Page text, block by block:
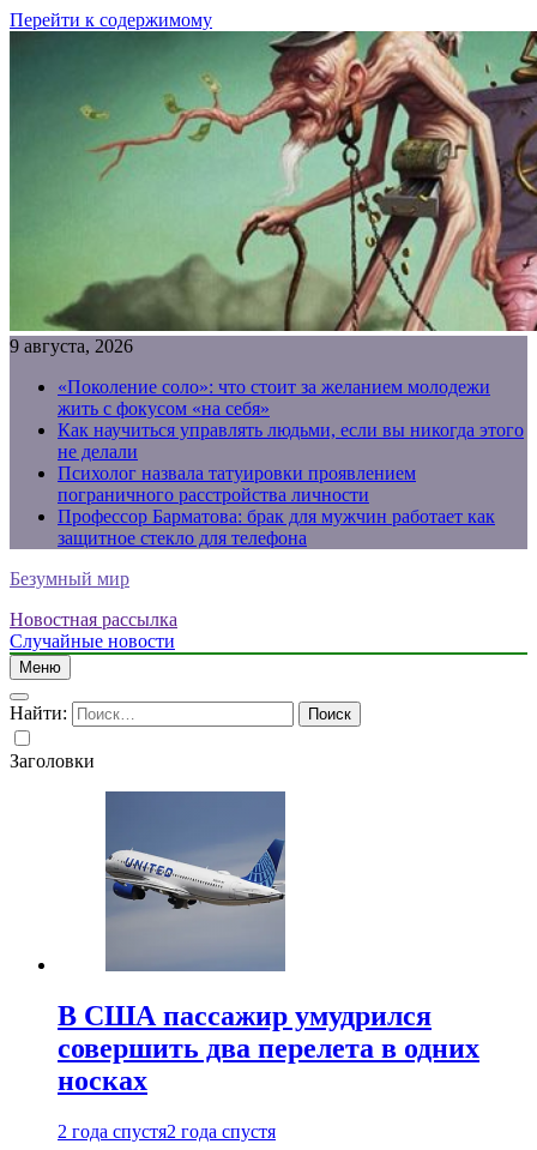
Перейти к содержимому
9 августа, 2026
«Поколение соло»: что стоит за желанием молодежи
жить с фокусом «на себя»
Как научиться управлять людьми, если вы никогда этого
не делали
Психолог назвала татуировки проявлением
пограничного расстройства личности
Профессор Барматова: брак для мужчин работает как
защитное стекло для телефона
Безумный мир
Новостная рассылка
Случайные новости
Меню
Найти:
Заголовки
В США пассажир умудрился
совершить два перелета в одних
носках
2 года спустя2 года спустя